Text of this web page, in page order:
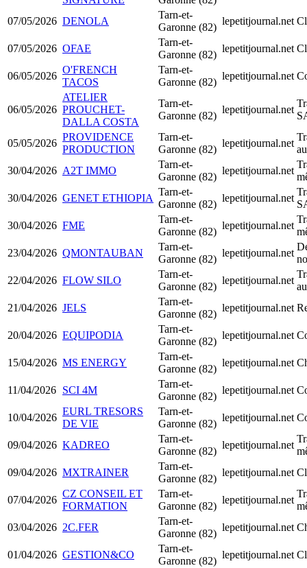
07/05/2026 DENOLA
Tarn-et-
Garonne (82)
lepetitjournal.net
07/05/2026 OFAE
Tarn-et-
Garonne (82)
lepetitjournal.net
06/05/2026
O'FRENCH
TACOS
Tarn-et-
Garonne (82)
lepetitjournal.net
06/05/2026
ATELIER
PROUCHET-
DALLA COSTA
Tarn-et-
Garonne (82)
lepetitjournal.net
05/05/2026
PROVIDENCE
PRODUCTION
Tarn-et-
Garonne (82)
lepetitjournal.net
30/04/2026 A2T IMMO
Tarn-et-
Garonne (82)
lepetitjournal.net
30/04/2026 GENET ETHIOPIA
Tarn-et-
Garonne (82)
lepetitjournal.net
30/04/2026 FME
Tarn-et-
Garonne (82)
lepetitjournal.net
23/04/2026 QMONTAUBAN
Tarn-et-
Garonne (82)
lepetitjournal.net
22/04/2026 FLOW SILO
Tarn-et-
Garonne (82)
lepetitjournal.net
21/04/2026 JELS
Tarn-et-
Garonne (82)
lepetitjournal.net
20/04/2026 EQUIPODIA
Tarn-et-
Garonne (82)
lepetitjournal.net
15/04/2026 MS ENERGY
Tarn-et-
Garonne (82)
lepetitjournal.net
11/04/2026 SCI 4M
Tarn-et-
Garonne (82)
lepetitjournal.net
10/04/2026
EURL TRESORS
DE VIE
Tarn-et-
Garonne (82)
lepetitjournal.net
09/04/2026 KADREO
Tarn-et-
Garonne (82)
lepetitjournal.net
09/04/2026 MXTRAINER
Tarn-et-
Garonne (82)
lepetitjournal.net
07/04/2026
CZ CONSEIL ET
FORMATION
Tarn-et-
Garonne (82)
lepetitjournal.net
03/04/2026 2C.FER
Tarn-et-
Garonne (82)
lepetitjournal.net
01/04/2026 GESTION&CO
Tarn-et-
Garonne (82)
lepetitjournal.net